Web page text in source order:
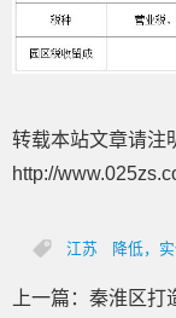
转载本站文章请注
http://
江苏 降低，
上一篇： 秦淮区打